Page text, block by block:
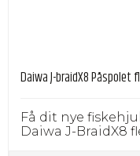
Daiwa J-braidX8 Påspolet
Få dit nye
Daiwa J-BraidX8